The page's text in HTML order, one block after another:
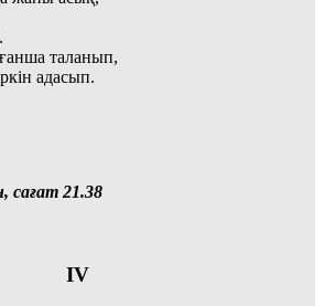
таланып,
адасып.
сағат 21.38
IV